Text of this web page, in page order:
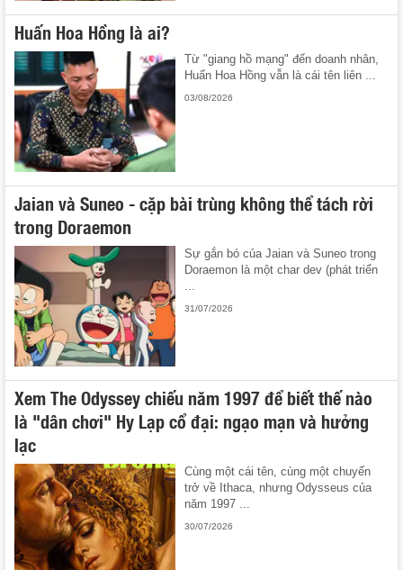
Huấn Hoa Hồng là ai?
Từ "giang hồ mạng" đến doanh nhân,
Huấn Hoa Hồng vẫn là cái tên liên ...
03/08/2026
Jaian và Suneo - cặp bài trùng không thể tách rời
trong Doraemon
Sự gắn bó của Jaian và Suneo trong
Doraemon là một char dev (phát triển
31/07/2026
Xem The Odyssey chiếu năm 1997 để biết thế nào
là "dân chơi" Hy Lạp cổ đại: ngạo mạn và hưởng
lạc
Cùng một cái tên, cùng một chuyến
trở về Ithaca, nhưng Odysseus của
năm 1997 ...
30/07/2026